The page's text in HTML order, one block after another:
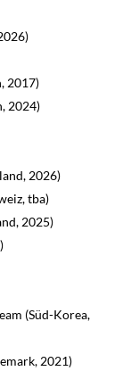
2017)
2024)
2026)
tba)
2025)
(Süd-Korea,
2021)